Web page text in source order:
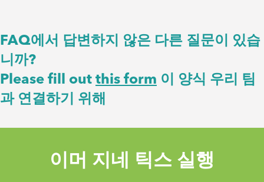
FAQ에서 답변하지 않은 다른 질문이 있습
니까?
Please fill out this form 이 양식 우리 팀
과 연결하기 위해
이머 지네 틱스 실행